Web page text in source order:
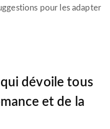
pour les adapter
dévoile tous
et de la